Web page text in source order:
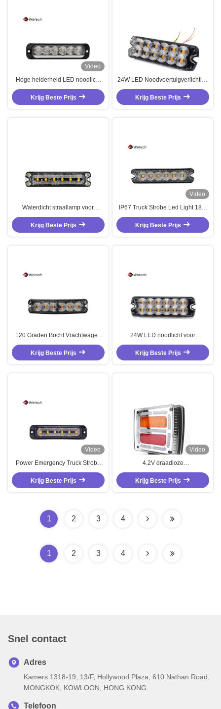
Video
Hoge helderheid LED noodlicht
voor vrachtwagens 18W LED
noodlicht voor voertuigen
Krijg Beste Prijs
24W LED Noodvoertuigverlichting
IP67 Waterdichte Truck
Stroboscoopverlichting 12-24V
DC
Krijg Beste Prijs
Waterdicht straallamp voor
vrachtwagens 18W LED noodlicht
voor voertuigen met functionele
knipperpatroon
Krijg Beste Prijs
Video
IP67 Truck Strobe Led Light 18W
LED noodlicht voor voertuigen
met functionele knipperpatroon
Krijg Beste Prijs
120 Graden Bocht Vrachtwagen
Stroboscoop LED Licht 18W LED
Noodvoertuig Lichten
Krijg Beste Prijs
24W LED noodlicht voor
voertuigen Truck Flash Strobe
lichten
Krijg Beste Prijs
Video
Power Emergency Truck Strobe
Light 18W LED Emergency
Vehicle Lights
Krijg Beste Prijs
Video
4.2V draadloze
aanhangwagellampen Op maat
gemaakte LED-
aanhangwagellampen Kit E9
Krijg Beste Prijs
1 2 3 4
1 2 3 4
Snel contact
Adres
Kamers 1318-19, 13/F, Hollywood Plaza, 610 Nathan Road,
MONGKOK, KOWLOON, HONG KONG
Telefoon